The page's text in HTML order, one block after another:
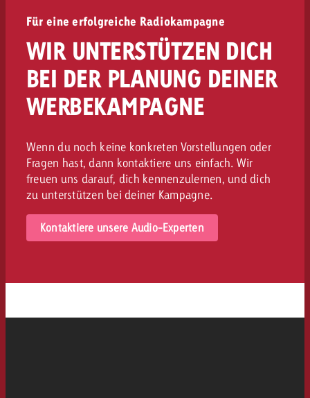
Für eine erfolgreiche Radiokampagne
WIR UNTERSTÜTZEN DICH
BEI DER PLANUNG DEINER
WERBEKAMPAGNE
Wenn du noch keine konkreten Vorstellungen oder
Fragen hast, dann kontaktiere uns einfach. Wir
freuen uns darauf, dich kennenzulernen, und dich
zu unterstützen bei deiner Kampagne.
Kontaktiere unsere Audio-Experten